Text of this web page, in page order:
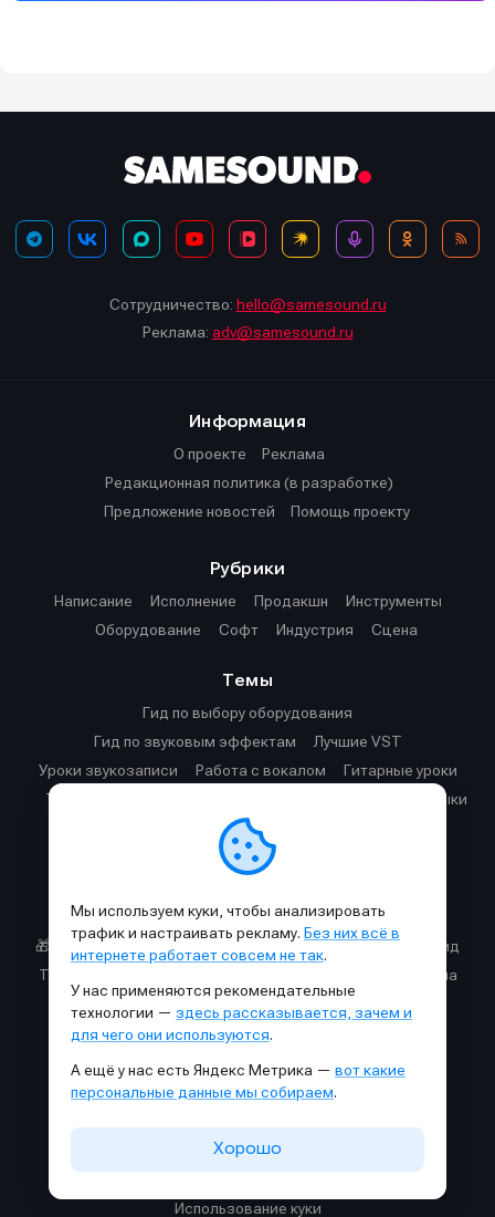
Сотрудничество: hello@samesound.ru
Реклама: adv@samesound.ru
Информация
О проекте
Реклама
Редакционная политика (в разработке)
Предложение новостей
Помощь проекту
Рубрики
Написание
Исполнение Продакшн
Инструменты
Оборудование
Софт Индустрия Сцена
Темы
Гид по выбору оборудования
Гид по звуковым эффектам
Лучшие VST
Уроки звукозаписи
Работа с вокалом
Гитарные уроки
Telegram-каналы для музыкантов
Продвижение музыки
Полезные ресурсы
Источники информации для музыкантов
🎁 Бесплатные VST
Звуковые волны: интерактивный гид
Таблица звуковых частот
Cхемы прохождения сигнала
Справочник аккордов для пианино
Генератор диаграмм гитарных аккордов
Правила площадки
Политика обработки персональных данных
Использование куки
Мы используем куки, чтобы анализировать
трафик и настраивать рекламу. Без них всё в
интернете работает совсем не так.
У нас применяются рекомендательные
технологии — здесь рассказывается, зачем и
для чего они используются.
А ещё у нас есть Яндекс Метрика — вот какие
персональные данные мы собираем.
Хорошо